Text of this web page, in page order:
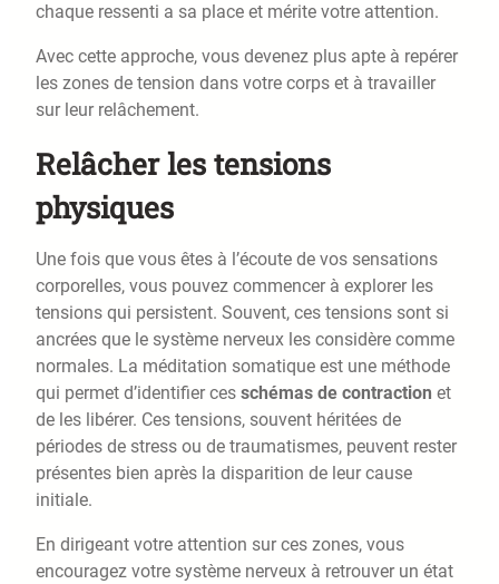
chaque ressenti a sa place et mérite votre attention.
Avec cette approche, vous devenez plus apte à repérer
les zones de tension dans votre corps et à travailler
sur leur relâchement.
Relâcher les tensions
physiques
Une fois que vous êtes à l’écoute de vos sensations
corporelles, vous pouvez commencer à explorer les
tensions qui persistent. Souvent, ces tensions sont si
ancrées que le système nerveux les considère comme
normales. La méditation somatique est une méthode
qui permet d’identifier ces schémas de contraction et
de les libérer. Ces tensions, souvent héritées de
périodes de stress ou de traumatismes, peuvent rester
présentes bien après la disparition de leur cause
initiale.
En dirigeant votre attention sur ces zones, vous
encouragez votre système nerveux à retrouver un état